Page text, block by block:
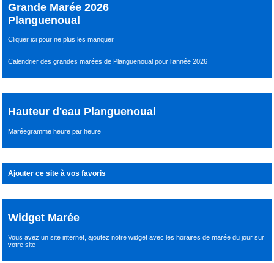
Grande Marée 2026
Planguenoual
Cliquer ici pour ne plus les manquer
Calendrier des grandes marées de Planguenoual pour l’année 2026
Hauteur d'eau Planguenoual
Maréegramme heure par heure
Ajouter ce site à vos favoris
Widget Marée
Vous avez un site internet,ajoutez notre widget avec les horaires de marée du joursur
votre site